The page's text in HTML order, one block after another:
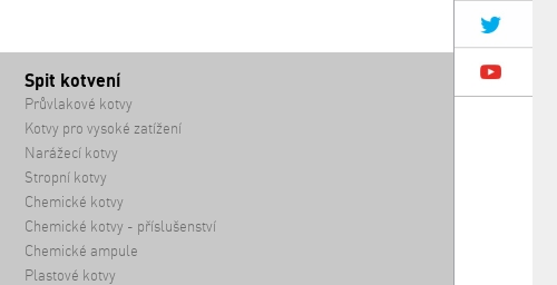
Spit kotvení
Průvlakové kotvy
Kotvy pro vysoké zatížení
Narážecí kotvy
Stropní kotvy
Chemické kotvy
Chemické kotvy - příslušenství
Chemické ampule
Plastové kotvy